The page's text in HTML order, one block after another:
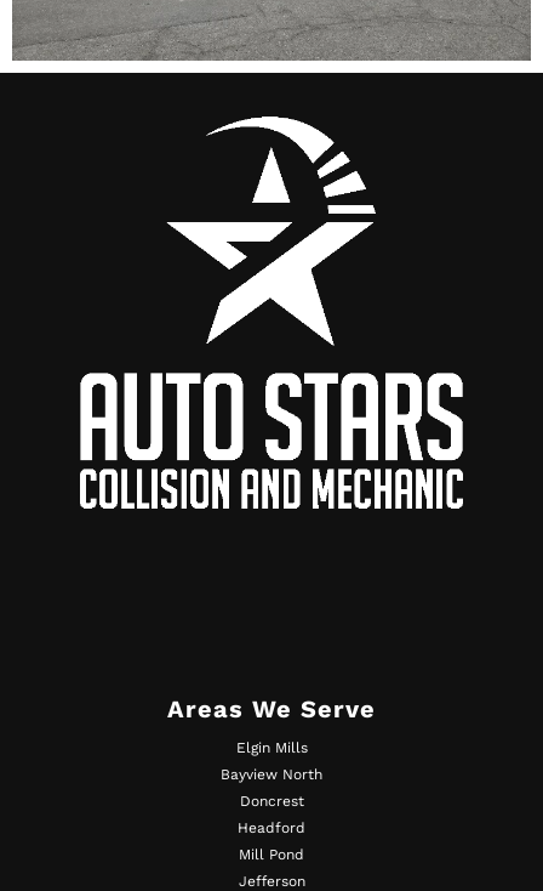
Areas We Serve
Elgin Mills
Bayview North
Doncrest
Headford
Mill Pond
Jefferson